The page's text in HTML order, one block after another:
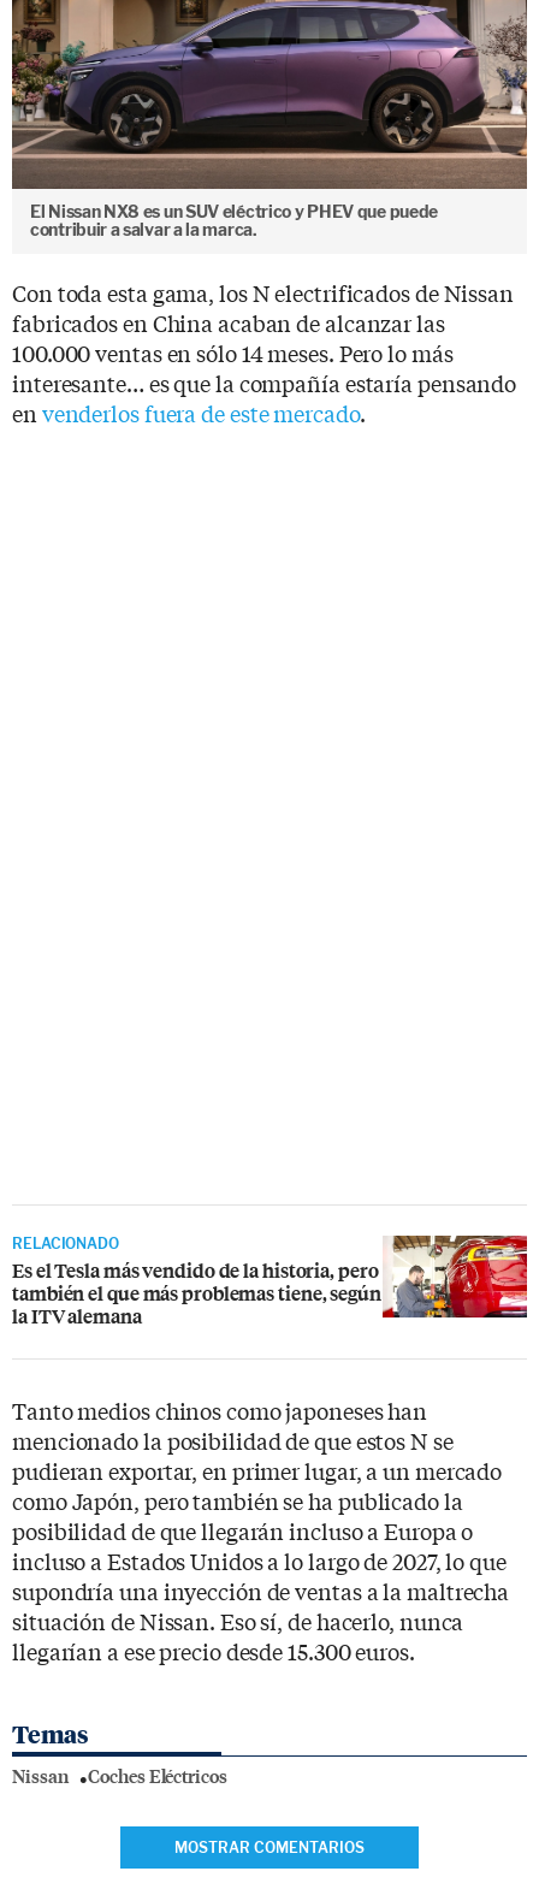
El Nissan NX8 es un SUV eléctrico y PHEV que puede
contribuir a salvar a la marca.
Con toda esta gama, los N electrificados de Nissan
fabricados en China acaban de alcanzar las
100.000 ventas en sólo 14 meses. Pero lo más
interesante… es que la compañía estaría pensando
envenderlos fuera de este mercado.
RELACIONADO
Es el Tesla más vendido de la historia, pero
también el que más problemas tiene, según
la ITV alemana
Tanto medios chinos como japoneses han
mencionado la posibilidad de que estos N se
pudieran exportar, en primer lugar, a un mercado
como Japón, pero también se ha publicado la
posibilidad de que llegarán incluso a Europa o
incluso a Estados Unidos a lo largo de 2027, lo que
supondría una inyección de ventas a la maltrecha
situación de Nissan. Eso sí, de hacerlo, nunca
llegarían a ese precio desde 15.300 euros.
Temas
Nissan Coches Eléctricos
MOSTRAR COMENTARIOS